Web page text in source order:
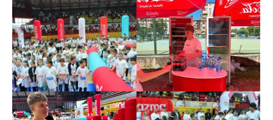
УПОТРЕБА И ЗАШТИТА НА АМБЛЕМОТ
СОЦИЈАЛНО ХУМАНИТАРНА ДЕЈНОСТ
КАКО ДА ДОНИРАТЕ
ПОДГОТВЕНОСТ И ДЕЈСТВО ПРИ КАТАСТРОФИ
ТИМ ЗА ОДГОВОР ПРИ КАТАСТРОФИ ПРИ ООЦК КУМАНОВО